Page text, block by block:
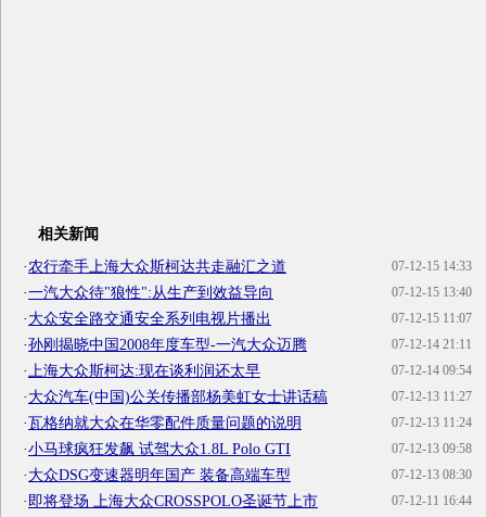
相关新闻
07-12-15 14:33
·农行牵手上海大众斯柯达共走融汇之道
07-12-15 13:40
·一汽大众待"狼性":从生产到效益导向
07-12-15 11:07
·大众安全路交通安全系列电视片播出
07-12-14 21:11
·孙刚揭晓中国2008年度车型-一汽大众迈腾
07-12-14 09:54
· 上海大众斯柯达:现在谈利润还太早
07-12-13 11:27
·大众汽车(中国)公关传播部杨美虹女士讲话稿
07-12-13 11:24
·瓦格纳就大众在华零配件质量问题的说明
07-12-13 09:58
·小马球疯狂发飙 试驾大众1.8L Polo GTI
07-12-13 08:30
·大众DSG变速器明年国产 装备高端车型
07-12-11 16:44
· 即将登场 上海大众CROSSPOLO圣诞节上市